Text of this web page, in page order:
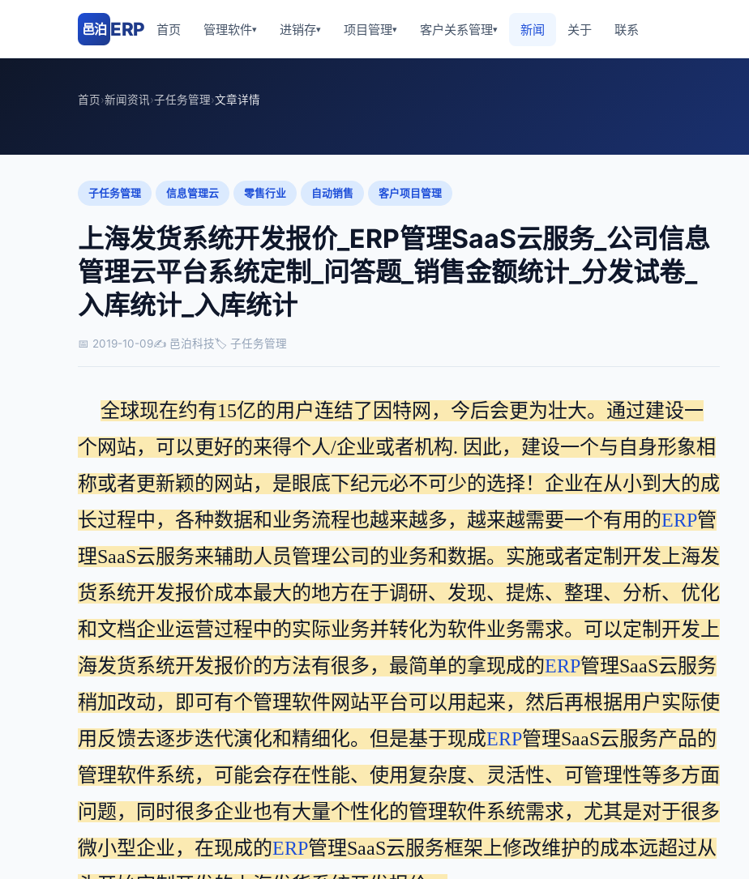
邑泊 ERP 首页 管理软件▾ 进销存▾ 项目管理▾ 客户关系管理▾ 新闻 关于 联系
首页›新闻资讯›子任务管理›文章详情
子任务管理 信息管理云 零售行业 自动销售 客户项目管理
上海发货系统开发报价_ERP管理SaaS云服务_公司信息
管理云平台系统定制_问答题_销售金额统计_分发试卷_
入库统计_入库统计
📅 2019-10-09✍ 邑泊科技🏷 子任务管理
全球现在约有15亿的用户连结了因特网，今后会更为壮大。通过建设一
个网站，可以更好的来得个人/企业或者机构. 因此，建设一个与自身形象相
称或者更新颖的网站，是眼底下纪元必不可少的选择！企业在从小到大的成
长过程中，各种数据和业务流程也越来越多，越来越需要一个有用的ERP管
理SaaS云服务来辅助人员管理公司的业务和数据。实施或者定制开发上海发
货系统开发报价成本最大的地方在于调研、发现、提炼、整理、分析、优化
和文档企业运营过程中的实际业务并转化为软件业务需求。可以定制开发上
海发货系统开发报价的方法有很多，最简单的拿现成的ERP管理SaaS云服务
稍加改动，即可有个管理软件网站平台可以用起来，然后再根据用户实际使
用反馈去逐步迭代演化和精细化。但是基于现成ERP管理SaaS云服务产品的
管理软件系统，可能会存在性能、使用复杂度、灵活性、可管理性等多方面
问题，同时很多企业也有大量个性化的管理软件系统需求，尤其是对于很多
微小型企业，在现成的ERP管理SaaS云服务框架上修改维护的成本远超过从